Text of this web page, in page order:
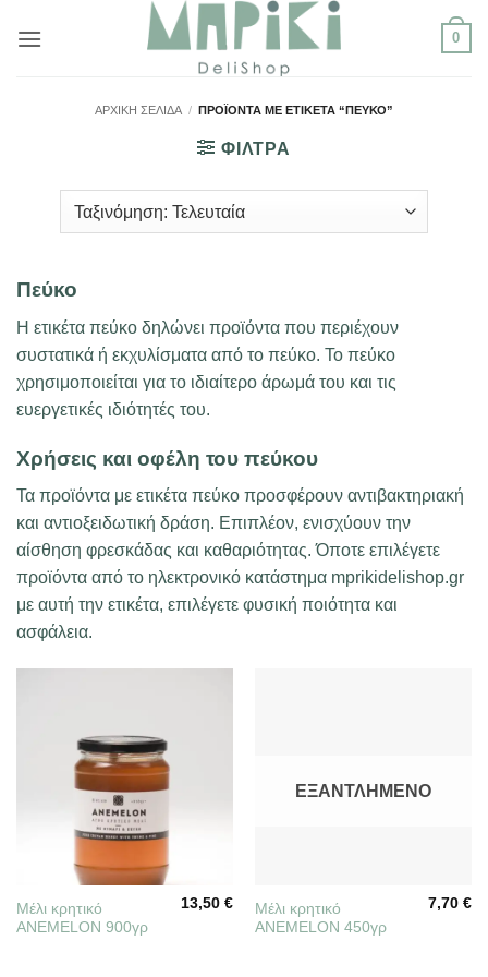
στο
0
ΑΡΧΙΚΉ ΣΕΛΊΔΑ / ΠΡΟΪΌΝΤΑ ΜΕ ΕΤΙΚΈΤΑ “ΠΕΎΚΟ”
ΦΙΛΤΡΑ
Πεύκο
Η ετικέτα πεύκο δηλώνει προϊόντα που περιέχουν
συστατικά ή εκχυλίσματα από το πεύκο. Το πεύκο
χρησιμοποιείται για το ιδιαίτερο άρωμά του και τις
ευεργετικές ιδιότητές του.
Χρήσεις και οφέλη του πεύκου
Τα προϊόντα με ετικέτα πεύκο προσφέρουν αντιβακτηριακή
και αντιοξειδωτική δράση. Επιπλέον, ενισχύουν την
αίσθηση φρεσκάδας και καθαριότητας. Όποτε επιλέγετε
προϊόντα από το ηλεκτρονικό κατάστημα mprikidelishop.gr
με αυτή την ετικέτα, επιλέγετε φυσική ποιότητα και
ασφάλεια.
Μέλι κρητικό
ANEMELON 900γρ
13,50€
ΕΞΑΝΤΛΗΜΈΝΟ
Μέλι κρητικό
ANEMELON 450γρ
7,70€